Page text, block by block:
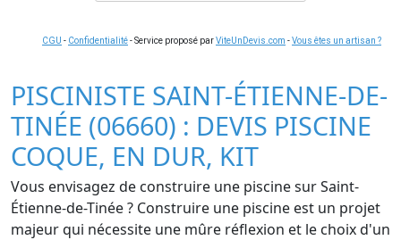
CGU - Confidentialité- Service proposé parViteUnDevis.com -Vous êtes un artisan ?
PISCINISTE SAINT-ÉTIENNE-DE-
TINÉE (06660) : DEVIS PISCINE
COQUE, EN DUR, KIT
Vous envisagez de construire une piscine sur Saint-
Étienne-de-Tinée ? Construire une piscine est un projet
majeur qui nécessite une mûre réflexion et le choix d'un